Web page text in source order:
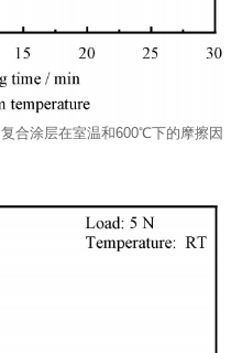
复合涂层在室温和600℃下的摩擦因